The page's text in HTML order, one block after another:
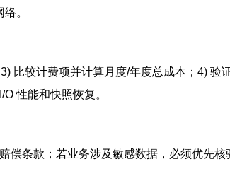
。
比较计费项并计算月度/年度总成本；4)
性能和快照恢复。
条款；若业务涉及敏感数据，必须优先